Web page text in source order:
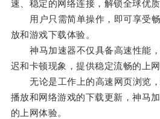
速、稳定的网络连接，解锁全球优质
用户只需简单操作，即可享受畅
放和游戏下载体验。
神马加速器不仅具备高速性能，
迟和卡顿现象，提供稳定流畅的上网
无论是工作上的高速网页浏览，
播放和网络游戏的下载更新，神马
的上网体验。